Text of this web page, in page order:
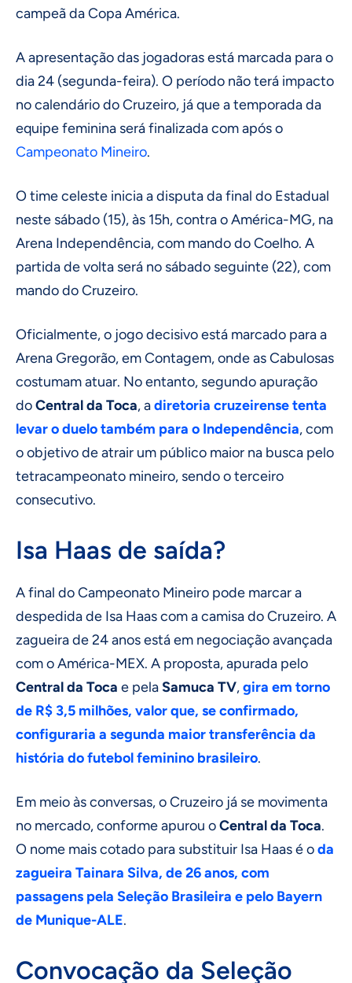
campeã da Copa América.
A apresentação das jogadoras está marcada para o
dia 24 (segunda-feira). O período não terá impacto
no calendário do Cruzeiro, já que a temporada da
equipe feminina será finalizada com após o
Campeonato Mineiro.
O time celeste inicia a disputa da final do Estadual
neste sábado (15), às 15h, contra o América-MG, na
Arena Independência, com mando do Coelho. A
partida de volta será no sábado seguinte (22), com
mando do Cruzeiro.
Oficialmente, o jogo decisivo está marcado para a
Arena Gregorão, em Contagem, onde as Cabulosas
costumam atuar. No entanto, segundo apuração
doCentral da Toca, adiretoria cruzeirense tenta
levar o duelo também para o Independência, com
o objetivo de atrair um público maior na busca pelo
tetracampeonato mineiro, sendo o terceiro
consecutivo.
Isa Haas de saída?
A final do Campeonato Mineiro pode marcar a
despedida de Isa Haas com a camisa do Cruzeiro. A
zagueira de 24 anos está em negociação avançada
com o América-MEX. A proposta, apurada pelo
Central da Toca e pelaSamuca TV,gira em torno
de R$ 3,5 milhões, valor que, se confirmado,
configuraria a segunda maior transferência da
história do futebol feminino brasileiro.
Em meio às conversas, o Cruzeiro já se movimenta
no mercado, conforme apurou oCentral da Toca.
O nome mais cotado para substituir Isa Haas é oda
zagueira Tainara Silva, de 26 anos, com
passagens pela Seleção Brasileira e pelo Bayern
de Munique-ALE.
Convocação da Seleção